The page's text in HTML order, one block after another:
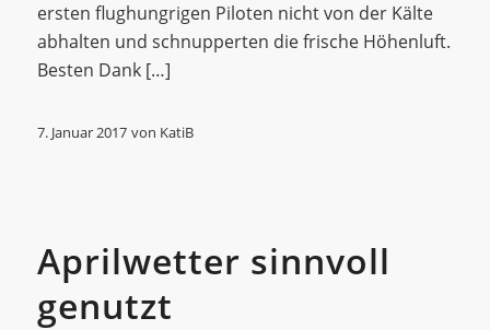
ersten flughungrigen Piloten nicht von der Kälte
abhalten und schnupperten die frische Höhenluft.
Besten Dank […]
7. Januar 2017 von KatiB
Aprilwetter sinnvoll
genutzt